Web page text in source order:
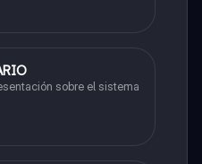
sobre el sistema